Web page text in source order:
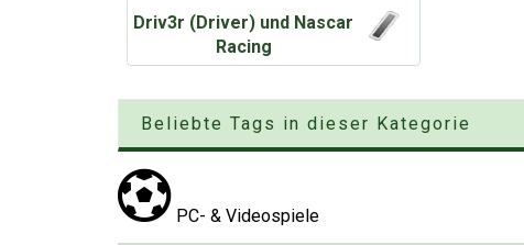
Driv3r (Driver) und Nascar
Racing
Beliebte Tags in dieser Kategorie
PC- & Videospiele